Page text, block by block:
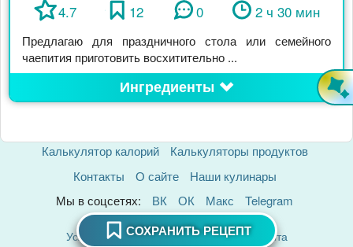
4.7 12 0 2 ч 30 мин
Предлагаю для праздничного стола или семейного
чаепития приготовить восхитительно ...
Ингредиенты
Калькулятор калорий
Калькуляторы продуктов
Контакты
О сайте
Наши кулинары
Мы в соцсетях:
ВК ОК Макс Telegram
Политика Конфиденциальности
Условия использования материалов сайта
СОХРАНИТЬ РЕЦЕПТ